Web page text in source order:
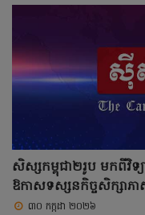
សិស្សកម្ពុជា២រូប មកពីវិទ្
ឱកាសទស្សនកិច្ចសិក្សាភ
៣០ កក្កដា ២០២៦